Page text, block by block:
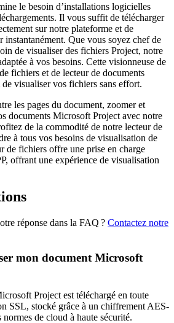
le besoin d’installations logicielles
Il vous suffit de télécharger
sur notre plateforme et de
instantanément. Que vous soyez chef de
de visualiser des fichiers Project, notre
à vos besoins. Cette visionneuse de
fichiers et de lecteur de documents
visualiser vos fichiers sans effort.
les pages du document, zoomer et
documents Microsoft Project avec notre
de la commodité de notre lecteur de
à tous vos besoins de visualisation de
de fichiers offre une prise en charge
offrant une expérience de visualisation
réponse dans la FAQ ? Contactez notre
mon document Microsoft
Project est téléchargé en toute
SSL, stocké grâce à un chiffrement AES-
de cloud à haute sécurité.